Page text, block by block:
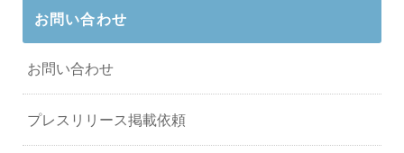
お問い合わせ
お問い合わせ
プレスリリース掲載依頼